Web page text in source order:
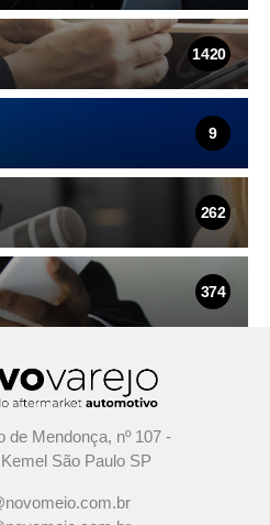
1420
9
262
374
de Mendonça, nº 107 -
São Paulo SP